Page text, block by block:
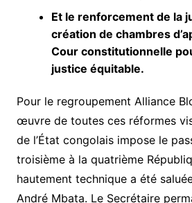
Et le renforcement de la
création de chambres
Cour constitutionnelle
justice équitable.
Pour le regroupement Alliance
œuvre de toutes ces réformes
de l’État congolais impose le
troisième à la quatrième
hautement technique a été
André Mbata. Le Secrétaire